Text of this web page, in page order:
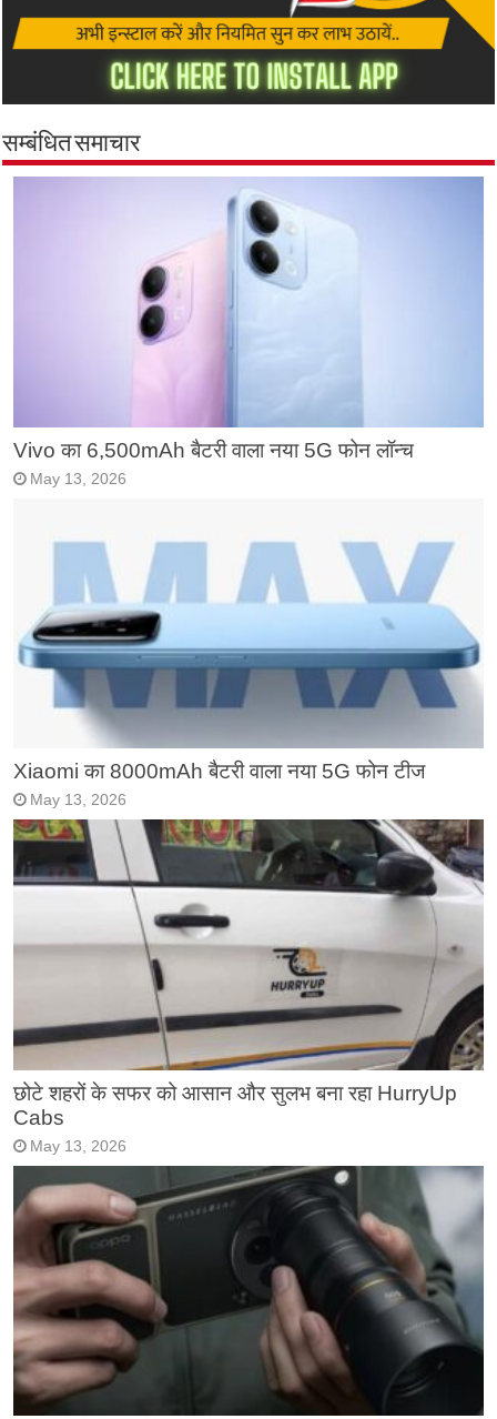
सम्बंधित समाचार
Vivo का 6,500mAh बैटरी वाला नया 5G फोन लॉन्च
May 13, 2026
Xiaomi का 8000mAh बैटरी वाला नया 5G फोन टीज
May 13, 2026
छोटे शहरों के सफर को आसान और सुलभ बना रहा HurryUp
Cabs
May 13, 2026